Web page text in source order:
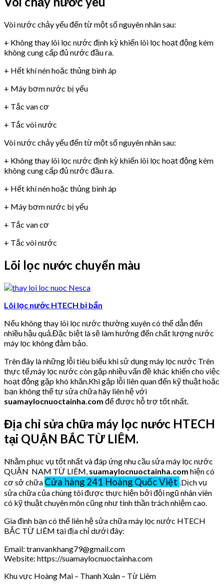
Vòi nước chảy yếu đến từ một số nguyên nhân sau:
+ Không thay lõi lọc nước định kỳ khiến lõi lọc hoạt động kém
không cung cấp đủ nước đầu ra.
+ Hết khí nén hoặc thủng bình áp
+ Máy bơm nước bị yếu
+ Tắc van cơ
+ Tắc vòi nước
Vòi nước chảy yếu đến từ một số nguyên nhân sau:
+ Không thay lõi lọc nước định kỳ khiến lõi lọc hoạt động kém
không cung cấp đủ nước đầu ra.
+ Hết khí nén hoặc thủng bình áp
+ Máy bơm nước bị yếu
+ Tắc van cơ
+ Tắc vòi nước
Lõi lọc nước chuyển màu
Lõi lọc nước HTECH bị bẩn
Nếu không thay lõi lọc nước thường xuyên có thể dẫn đến
nhiều hậu quả.Đặc biệt là sẽ làm hưởng đến chất lượng nước
máy lọc không đảm bảo.
Trên đây là những lỗi tiêu biểu khi sử dụng máy lọc nước Trên
thực tế,máy lọc nước còn gặp nhiều vấn đề khác khiến cho việc
hoạt động gặp khó khăn.Khi gặp lỗi liên quan đến kỹ thuật hoặc
bạn không thể tự sửa chữa hãy liên hệ với
suamaylocnuoctainha.com để được hỗ trợ tốt nhất.
Địa chỉ sửa chữa máy lọc nước HTECH
tại QUẬN BẮC TỪ LIÊM.
Nhằm phục vụ tốt nhất và đáp ứng nhu cầu sửa máy lọc nước
QUẬN NAM TỪ LIÊM, suamaylocnuoctainha.com hiện có
cơ sở chữa Cửa hàng 241 Hoàng Quốc Việt .Dịch vụ
sửa chữa của chúng tôi được thực hiện bởi đội ngũ nhân viên
có kỹ thuật chuyên môn cũng như tinh thần trách nhiệm cao.
Gia đình bạn có thể liên hệ sửa chữa máy lọc nước HTECH
BẮC TỪ LIÊM tại địa chỉ dưới đây:
Email: tranvankhang79@gmail.com
Website: https://suamaylocnuoctainha.com
Khu vực Hoàng Mai – Thanh Xuân – Từ Liêm